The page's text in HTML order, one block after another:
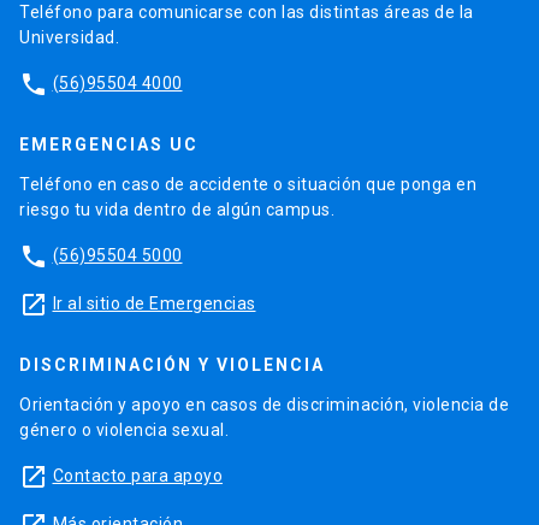
Teléfono para comunicarse con las distintas áreas de la
Universidad.
phone (56)95504 4000
EMERGENCIAS UC
Teléfono en caso de accidente o situación que ponga en
riesgo tu vida dentro de algún campus.
phone (56)95504 5000
launch Ir al sitio de Emergencias
DISCRIMINACIÓN Y VIOLENCIA
Orientación y apoyo en casos de discriminación, violencia de
género o violencia sexual.
launch Contacto para apoyo